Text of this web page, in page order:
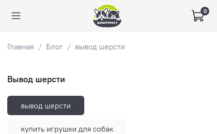
0
Главная Блог вывод шерсти
вывод шерсти
вывод шерсти
купить игрушки для собак